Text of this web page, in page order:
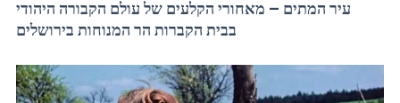
עיר המתים – מאחורי הקלעים של עולם הקבורה היהודי
בבית הקברות הר המנוחות בירושלים